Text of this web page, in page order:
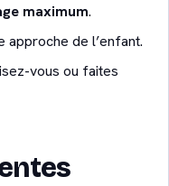
maximum.
approche de l’enfant.
vous ou faites